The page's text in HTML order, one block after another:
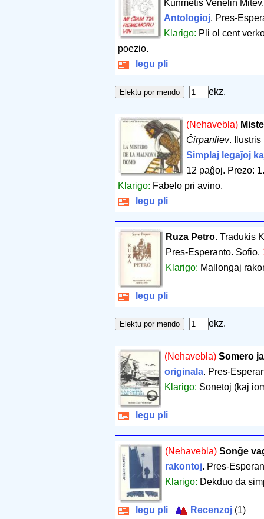
Kunmetis Venelin
Antologioj. Pres-
Klarigo: Pli ol cent
poezio.
legu pli
ekz.
(Nehavebla)
Ĉirpanliev. Ilustris
Simplaj legaĵoj
12 paĝoj. Prezo:
Klarigo: Fabelo pri avino.
legu pli
Ruza Petro. Tradukis
Pres-Esperanto. Sofio.
Klarigo: Mallongaj
legu pli
ekz.
(Nehavebla) Somero
originala. Pres-
Klarigo: Sonetoj (kaj
legu pli
(Nehavebla) Sonĝe
rakontoj. Pres-
Klarigo: Dekduo da
legu pli Recenzoj (1)